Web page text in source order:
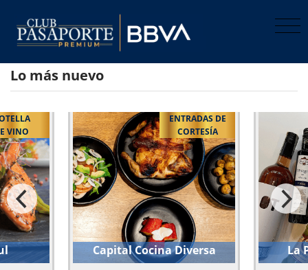
Lo más nuevo
VINO
ENTRADAS DE
CORTESÍA
Capital Cocina Diversa La